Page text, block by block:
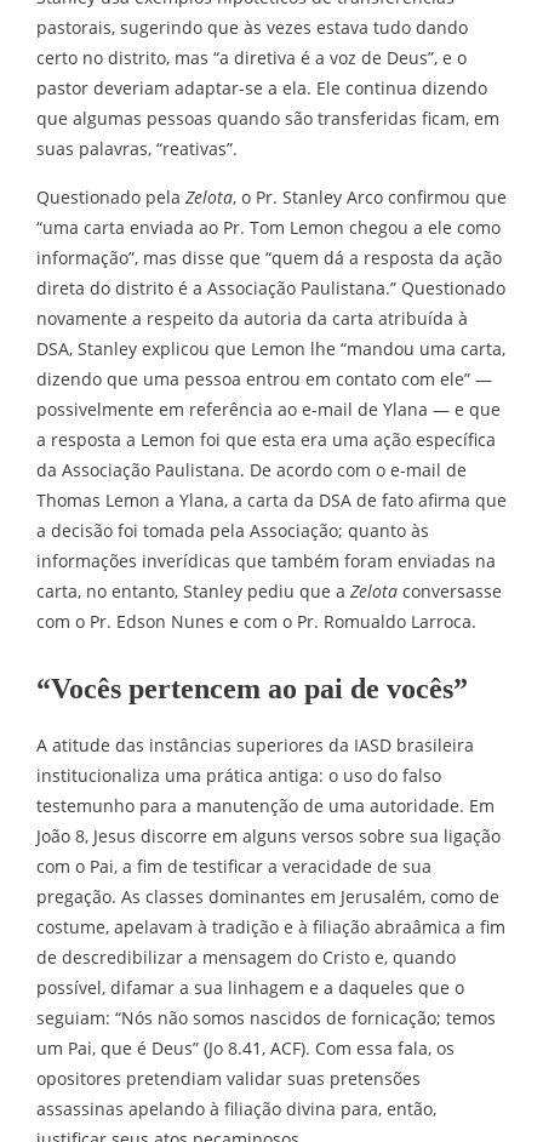
pastorais, sugerindo que às vezes estava tudo dando
certo no distrito, mas “a diretiva é a voz de Deus”, e o
pastor deveriam adaptar-se a ela. Ele continua dizendo
que algumas pessoas quando são transferidas ficam, em
suas palavras, “reativas”.
Questionado pela Zelota, o Pr. Stanley Arco confirmou que
“uma carta enviada ao Pr. Tom Lemon chegou a ele como
informação”, mas disse que “quem dá a resposta da ação
direta do distrito é a Associação Paulistana.” Questionado
novamente a respeito da autoria da carta atribuída à
DSA, Stanley explicou que Lemon lhe “mandou uma carta,
dizendo que uma pessoa entrou em contato com ele” —
possivelmente em referência ao e-mail de Ylana — e que
a resposta a Lemon foi que esta era uma ação específica
da Associação Paulistana. De acordo com o e-mail de
Thomas Lemon a Ylana, a carta da DSA de fato afirma que
a decisão foi tomada pela Associação; quanto às
informações inverídicas que também foram enviadas na
carta, no entanto, Stanley pediu que a Zelota conversasse
com o Pr. Edson Nunes e com o Pr. Romualdo Larroca.
“Vocês pertencem ao pai de vocês”
A atitude das instâncias superiores da IASD brasileira
institucionaliza uma prática antiga: o uso do falso
testemunho para a manutenção de uma autoridade. Em
João 8, Jesus discorre em alguns versos sobre sua ligação
com o Pai, a fim de testificar a veracidade de sua
pregação. As classes dominantes em Jerusalém, como de
costume, apelavam à tradição e à filiação abraâmica a fim
de descredibilizar a mensagem do Cristo e, quando
possível, difamar a sua linhagem e a daqueles que o
seguiam: “Nós não somos nascidos de fornicação; temos
um Pai, que é Deus” (Jo 8.41, ACF). Com essa fala, os
opositores pretendiam validar suas pretensões
assassinas apelando à filiação divina para, então,